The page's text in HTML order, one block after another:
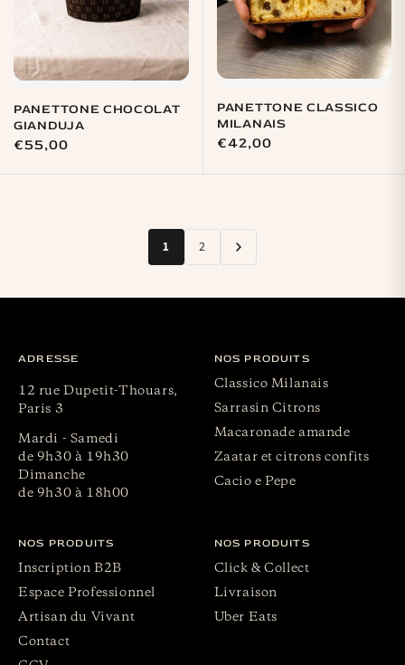
PANETTONE CHOCOLAT
GIANDUJA
Prix
€55,00
PANETTONE CLASSICO
MILANAIS
Prix
€42,00
1 2
ADRESSE
12 rue Dupetit-Thouars,
Paris 3
Mardi - Samedi
de 9h30 à 19h30
Dimanche
de 9h30 à 18h00
NOS PRODUITS
Classico Milanais
Sarrasin Citrons
Macaronade amande
Zaatar et citrons confits
Cacio e Pepe
NOS PRODUITS
Inscription B2B
Espace Professionnel
Artisan du Vivant
Contact
NOS PRODUITS
Click & Collect
Livraison
Uber Eats